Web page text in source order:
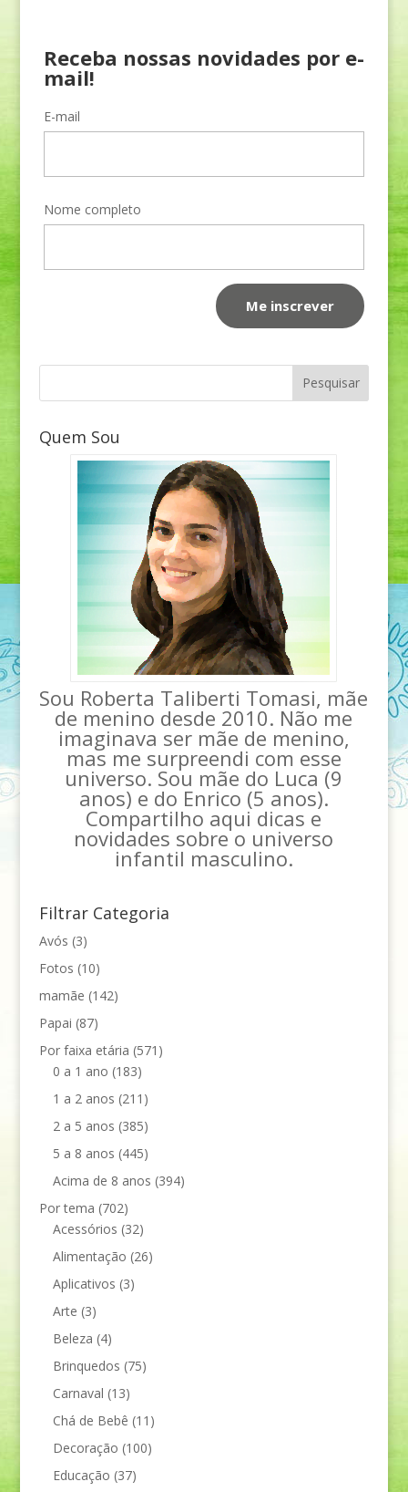
Receba nossas novidades por e-
mail!
E-mail
Nome completo
Quem Sou
Sou Roberta Taliberti Tomasi, mãe
de menino desde 2010. Não me
imaginava ser mãe de menino,
mas me surpreendi com esse
universo. Sou mãe do Luca (9
anos) e do Enrico (5 anos).
Compartilho aqui dicas e
novidades sobre o universo
infantil masculino.
Filtrar Categoria
Avós (3)
Fotos (10)
mamãe (142)
Papai (87)
Por faixa etária (571)
0 a 1 ano (183)
1 a 2 anos (211)
2 a 5 anos (385)
5 a 8 anos (445)
Acima de 8 anos (394)
Por tema (702)
Acessórios (32)
Alimentação (26)
Aplicativos (3)
Arte (3)
Beleza (4)
Brinquedos (75)
Carnaval (13)
Chá de Bebê (11)
Decoração (100)
Educação (37)